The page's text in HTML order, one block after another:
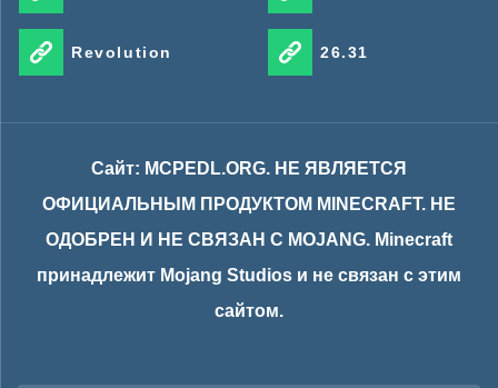
Revolution 26.31
Сайт: MCPEDL.ORG. НЕ ЯВЛЯЕТСЯ
ОФИЦИАЛЬНЫМ ПРОДУКТОМ MINECRAFT. НЕ
ОДОБРЕН И НЕ СВЯЗАН С MOJANG. Minecraft
принадлежит Mojang Studios и не связан с этим
сайтом.